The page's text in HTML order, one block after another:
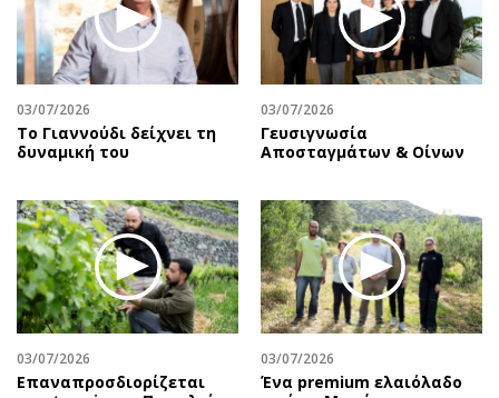
03/07/2026
Το Γιαννούδι δείχνει τη
δυναμική του
03/07/2026
Γευσιγνωσία
Αποσταγμάτων & Οίνων
03/07/2026
Επαναπροσδιορίζεται
03/07/2026
Ένα premium ελαιόλαδο